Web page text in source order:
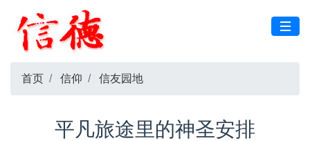
首页 信仰 信友园地
平凡旅途里的神圣安排